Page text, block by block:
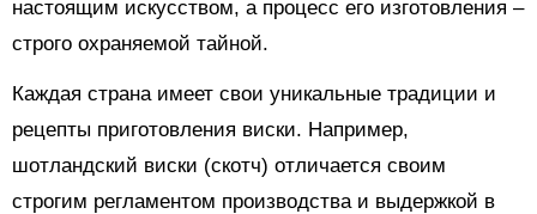
настоящим искусством, а процесс его изготовления –
строго охраняемой тайной.
Каждая страна имеет свои уникальные традиции и
рецепты приготовления виски. Например,
шотландский виски (скотч) отличается своим
строгим регламентом производства и выдержкой в